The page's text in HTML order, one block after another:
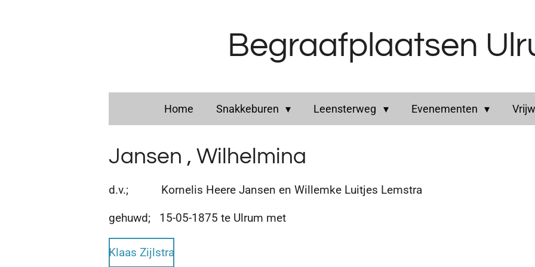
Begraafplaatsen
Home Snakkeburen Leensterweg Evenementen
Jansen , Wilhelmina
d.v.; Kornelis Heere Jansen en Willemke Luitjes Lemstra
gehuwd; 15-05-1875 te Ulrum met
Klaas Zijlstra